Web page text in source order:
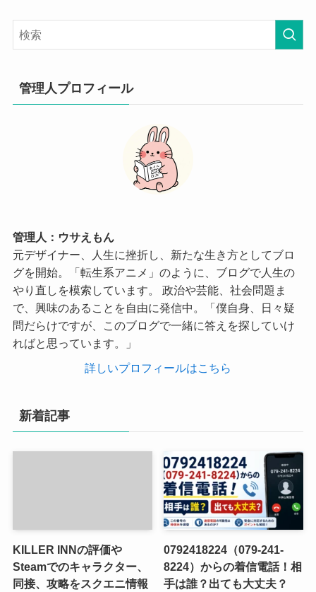
管理人プロフィール
管理人：ウサえもん
元デザイナー、人生に挫折し、新たな生き方としてブロ
グを開始。「転生系アニメ」のように、ブログで人生の
やり直しを模索しています。 政治や芸能、社会問題ま
で、興味のあることを自由に発信中。「僕自身、日々疑
問だらけですが、このブログで一緒に答えを探していけ
ればと思っています。」
詳しいプロフィールはこちら
新着記事
KILLER INNの評価や
Steamでのキャラクター、
同接、攻略をスクエニ情報
0792418224（079-241-
8224）からの着信電話！相
手は誰？出ても大丈夫？